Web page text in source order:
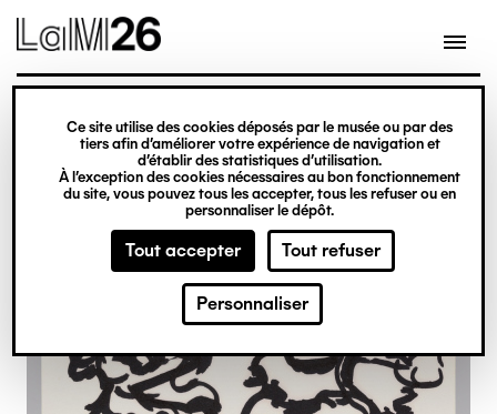
Gestion des cookies
Ce site utilise des cookies déposés par le musée ou par des
tiers afin d’améliorer votre expérience de navigation et
d’établir des statistiques d’utilisation.
À l’exception des cookies nécessaires au bon fonctionnement
du site, vous pouvez tous les accepter, tous les refuser ou en
personnaliser le dépôt.
Tout accepter Tout refuser
Personnaliser
contenu